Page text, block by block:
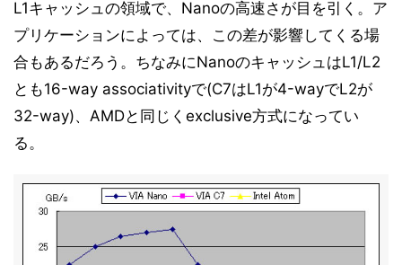
L1キャッシュの領域で、Nanoの高速さが目を引く。ア
プリケーションによっては、この差が影響してくる場
合もあるだろう。ちなみにNanoのキャッシュはL1/L2
とも16-way associativityで(C7はL1が4-wayでL2が
32-way)、AMDと同じくexclusive方式になってい
る。